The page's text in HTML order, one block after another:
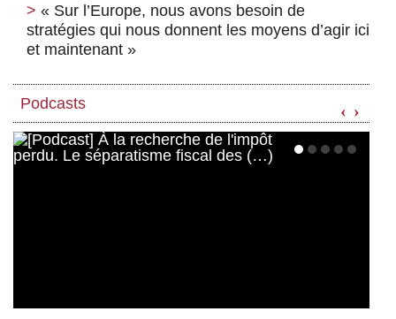
« Sur l’Europe, nous avons besoin de
stratégies qui nous donnent les moyens d’agir ici
et maintenant »
Podcasts ‹ ›